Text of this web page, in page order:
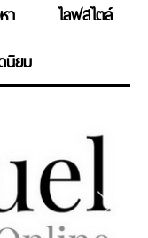
า
ไลฟสไตล์
นิยม